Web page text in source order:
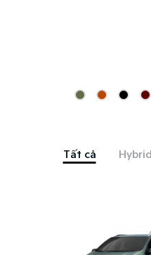
Tất cả Hybrid